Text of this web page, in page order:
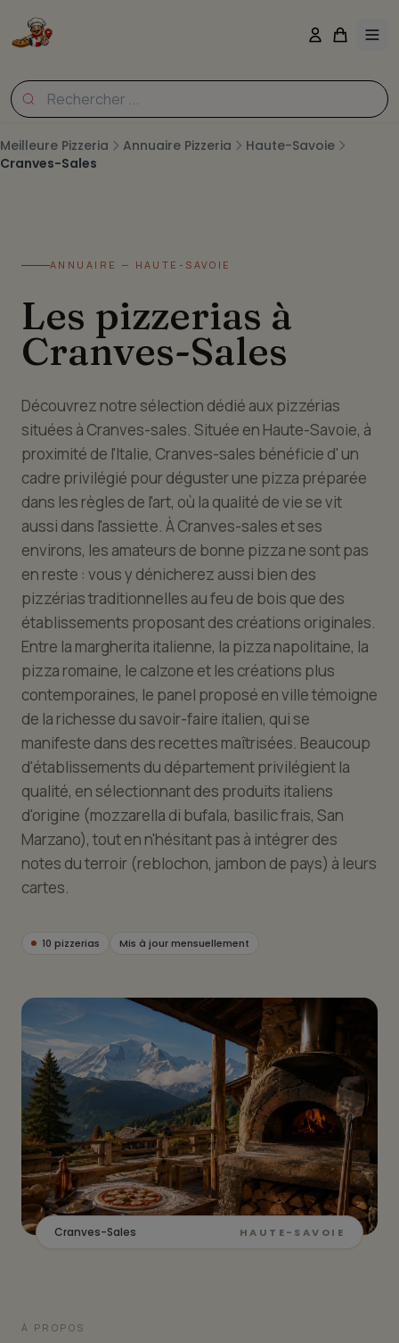
Meilleure Pizzeria Annuaire Pizzeria
Haute-Savoie
Cranves-Sales
ANNUAIRE — HAUTE-SAVOIE
Les pizzerias à
Cranves-Sales
Découvrez notre sélection dédié aux pizzérias
situées à Cranves-sales. Située en Haute-Savoie, à
proximité de l'Italie, Cranves-sales bénéficie d' un
cadre privilégié pour déguster une pizza préparée
dans les règles de l'art, où la qualité de vie se vit
aussi dans l'assiette. À Cranves-sales et ses
environs, les amateurs de bonne pizza ne sont pas
en reste : vous y dénicherez aussi bien des
pizzérias traditionnelles au feu de bois que des
établissements proposant des créations originales.
Entre la margherita italienne, la pizza napolitaine, la
pizza romaine, le calzone et les créations plus
contemporaines, le panel proposé en ville témoigne
de la richesse du savoir-faire italien, qui se
manifeste dans des recettes maîtrisées. Beaucoup
d'établissements du département privilégient la
qualité, en sélectionnant des produits italiens
d'origine (mozzarella di bufala, basilic frais, San
Marzano), tout en n'hésitant pas à intégrer des
notes du terroir (reblochon, jambon de pays) à leurs
cartes.
10 pizzerias Mis à jour mensuellement
Cranves-Sales HAUTE-SAVOIE
À PROPOS